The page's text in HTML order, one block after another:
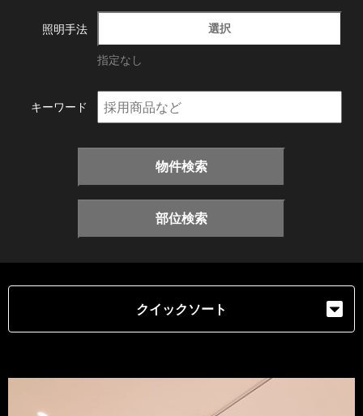
照明手法 選択
指定なし
キーワード
物件検索
部位検索
クイックソート